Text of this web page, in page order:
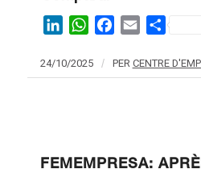
LinkedInWhatsAppFacebook
EmailShare
24/10/2025 / PER CENTRE
FEMEMPRESA: